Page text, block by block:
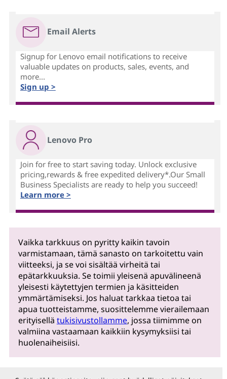
Email Alerts
Signup for Lenovo email notifications to receive
valuable updates on products, sales, events, and
more...
Sign up >
Lenovo Pro
Join for free to start saving today. Unlock exclusive
pricing,rewards & free expedited delivery*.Our Small
Business Specialists are ready to help you succeed!
Learn more >
Vaikka tarkkuus on pyritty kaikin tavoin
varmistamaan, tämä sanasto on tarkoitettu vain
viitteeksi, ja se voi sisältää virheitä tai
epätarkkuuksia. Se toimii yleisenä apuvälineenä
yleisesti käytettyjen termien ja käsitteiden
ymmärtämiseksi. Jos haluat tarkkaa tietoa tai
apua tuotteistamme, suosittelemme vierailemaan
erityisellä tukisivustollamme, jossa tiimimme on
valmiina vastaamaan kaikkiin kysymyksiisi tai
huolenaiheisiisi.